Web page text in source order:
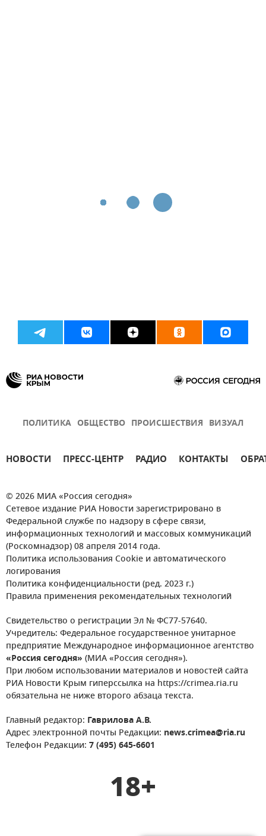
ПОЛИТИКА ОБЩЕСТВО ПРОИСШЕСТВИЯ ВИЗУАЛ
НОВОСТИ ПРЕСС-ЦЕНТР РАДИО КОНТАКТЫ
© 2026 МИА «Россия сегодня»
Сетевое издание РИА Новости зарегистрировано в
Федеральной службе по надзору в сфере связи,
информационных технологий и массовых коммуникаций
(Роскомнадзор) 08 апреля 2014 года.
Политика использования Cookie и автоматического
логирования
Политика конфиденциальности (ред. 2023 г.)
Правила применения рекомендательных технологий
Свидетельство о регистрации Эл № ФС77-57640.
Учредитель: Федеральное государственное унитарное
предприятие Международное информационное агентство
«Россия сегодня» (МИА «Россия сегодня»).
При любом использовании материалов и новостей сайта
РИА Новости Крым гиперссылка на https://crimea.ria.ru
обязательна не ниже второго абзаца текста.
Главный редактор: Гаврилова А.В.
Адрес электронной почты Редакции: news.crimea@ria.ru
Телефон Редакции: 7 (495) 645-6601
18+